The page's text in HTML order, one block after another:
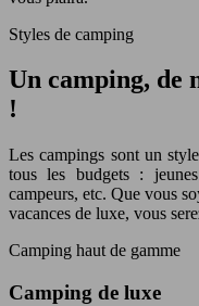
Styles de camping
Un camping, de
!
Les campings sont un
tous les budgets :
campeurs, etc. Que vous
vacances de luxe, vous
Camping haut de gamme
Camping de luxe